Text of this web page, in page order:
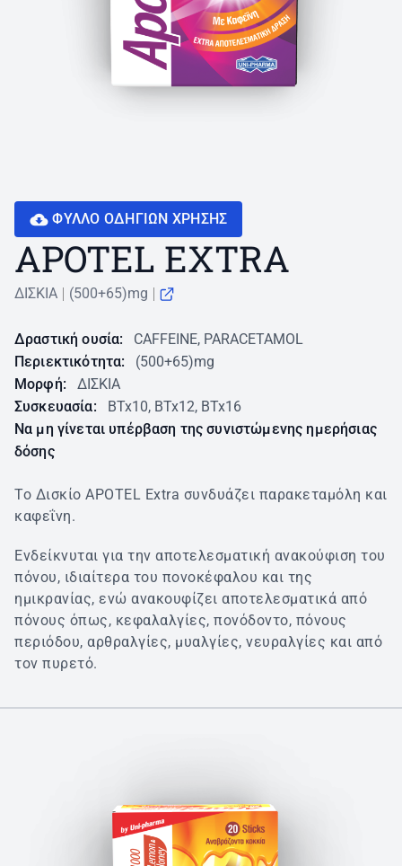
APOTEL EXTRA
ΔΙΣΚΙΑ (500+65)mg
Το Δισκίο APOTEL Extra συνδυάζει παρακεταμόλη και
καφεΐνη.
Ενδείκνυται για την αποτελεσματική ανακούφιση του
πόνου, ιδιαίτερα του πονοκέφαλου και της
ημικρανίας, ενώ ανακουφίζει αποτελεσματικά από
πόνους όπως, κεφαλαλγίες, πονόδοντο, πόνους
περιόδου, αρθραλγίες, μυαλγίες, νευραλγίες και από
τον πυρετό.
Δραστική ουσία:
CAFFEINE, PARACETAMOL
Περιεκτικότητα:
(500+65)mg
Μορφή:
ΔΙΣΚΙΑ
Συσκευασία:
BTx10, BTx12, BTx16
Να μη γίνεται υπέρβαση της συνιστώμενης ημερήσιας
δόσης
ΦΥΛΛΟ ΟΔΗΓΙΩN ΧΡΗΣΗΣ